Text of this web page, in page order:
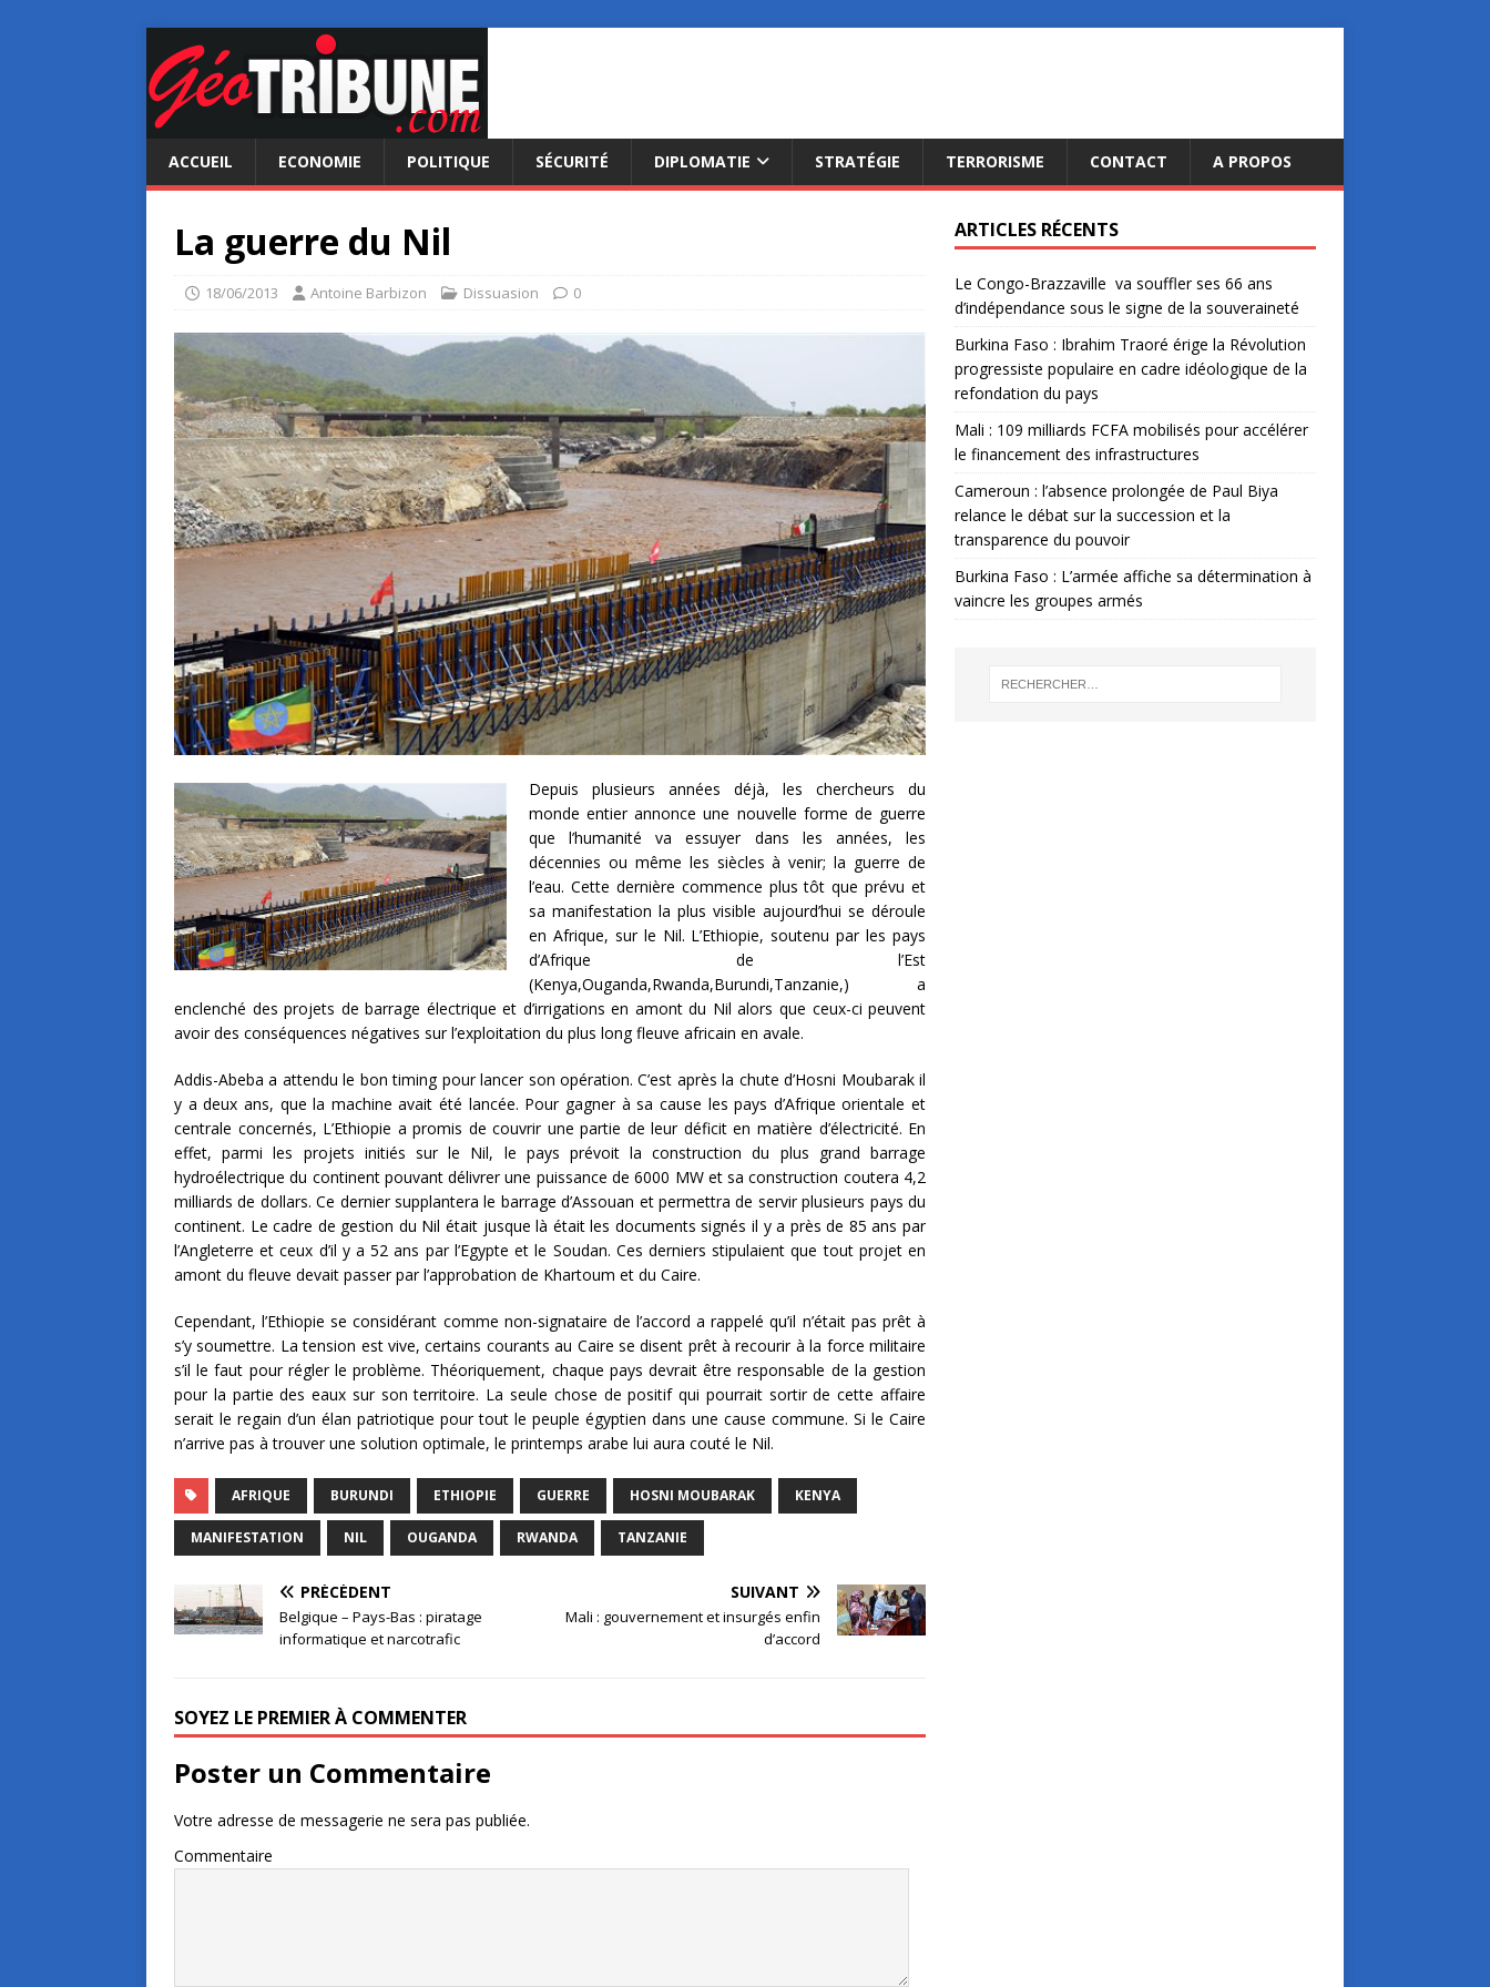
ACCUEIL ECONOMIE POLITIQUE SÉCURITÉ DIPLOMATIE STRATÉGIE TERRORISME CONTACT A PROPOS
La guerre du Nil
18/06/2013 Antoine Barbizon Dissuasion 0
Depuis plusieurs années déjà, les chercheurs du
monde entier annonce une nouvelle forme de guerre
que l’humanité va essuyer dans les années, les
décennies ou même les siècles à venir; la guerre de
l’eau. Cette dernière commence plus tôt que prévu et
sa manifestation la plus visible aujourd’hui se déroule
en Afrique, sur le Nil. L’Ethiopie, soutenu par les pays
d’Afrique de l’Est
(Kenya,Ouganda,Rwanda,Burundi,Tanzanie,) a
enclenché des projets de barrage électrique et d’irrigations en amont du Nil alors que ceux-ci peuvent
avoir des conséquences négatives sur l’exploitation du plus long fleuve africain en avale.
Addis-Abeba a attendu le bon timing pour lancer son opération. C’est après la chute d’Hosni Moubarak il
y a deux ans, que la machine avait été lancée. Pour gagner à sa cause les pays d’Afrique orientale et
centrale concernés, L’Ethiopie a promis de couvrir une partie de leur déficit en matière d’électricité. En
effet, parmi les projets initiés sur le Nil, le pays prévoit la construction du plus grand barrage
hydroélectrique du continent pouvant délivrer une puissance de 6000 MW et sa construction coutera 4,2
milliards de dollars. Ce dernier supplantera le barrage d’Assouan et permettra de servir plusieurs pays du
continent. Le cadre de gestion du Nil était jusque là était les documents signés il y a près de 85 ans par
l’Angleterre et ceux d’il y a 52 ans par l’Egypte et le Soudan. Ces derniers stipulaient que tout projet en
amont du fleuve devait passer par l’approbation de Khartoum et du Caire.
Cependant, l’Ethiopie se considérant comme non-signataire de l’accord a rappelé qu’il n’était pas prêt à
s’y soumettre. La tension est vive, certains courants au Caire se disent prêt à recourir à la force militaire
s’il le faut pour régler le problème. Théoriquement, chaque pays devrait être responsable de la gestion
pour la partie des eaux sur son territoire. La seule chose de positif qui pourrait sortir de cette affaire
serait le regain d’un élan patriotique pour tout le peuple égyptien dans une cause commune. Si le Caire
n’arrive pas à trouver une solution optimale, le printemps arabe lui aura couté le Nil.
AFRIQUE BURUNDI ETHIOPIE GUERRE HOSNI MOUBARAK KENYA
MANIFESTATION NIL OUGANDA RWANDA TANZANIE
PRÉCÉDENT
Belgique – Pays-Bas : piratage
informatique et narcotrafic
SUIVANT
Mali : gouvernement et insurgés enfin
d’accord
SOYEZ LE PREMIER À COMMENTER
Poster un Commentaire
Votre adresse de messagerie ne sera pas publiée.
Commentaire
ARTICLES RÉCENTS
Le Congo-Brazzaville va souffler ses 66 ans
d’indépendance sous le signe de la souveraineté
Burkina Faso : Ibrahim Traoré érige la Révolution
progressiste populaire en cadre idéologique de la
refondation du pays
Mali : 109 milliards FCFA mobilisés pour accélérer
le financement des infrastructures
Cameroun : l’absence prolongée de Paul Biya
relance le débat sur la succession et la
transparence du pouvoir
Burkina Faso : L’armée affiche sa détermination à
vaincre les groupes armés